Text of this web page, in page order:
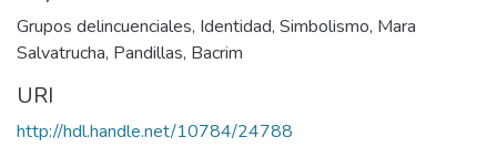
Grupos delincuenciales, Identidad, Simbolismo, Mara
Salvatrucha, Pandillas, Bacrim
URI
http://hdl.handle.net/10784/24788